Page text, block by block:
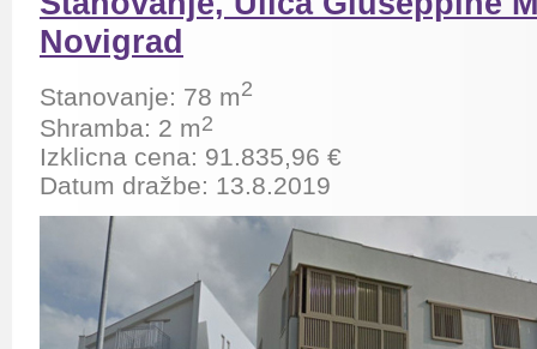
Novigrad
Stanovanje: 78 m2
Shramba: 2 m2
Izklicna cena: 91.835,96 €
Datum dražbe: 13.8.2019